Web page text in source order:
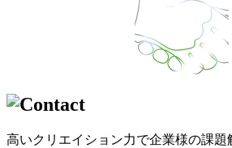
高いクリエイション力で企業様の課